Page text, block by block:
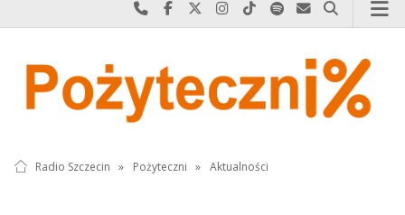
Najlepiej po prostu do nas zadzwoń
Odwiedź nas na Facebook-u
Odwiedź nas na X
Odwiedź nas na Instagram-ie
Odwiedź nas na TikTok-u
Szukaj nas na Spotify
Wyślij do nas
Szukaj
Radio Szczecin » Pożyteczni » Aktualności